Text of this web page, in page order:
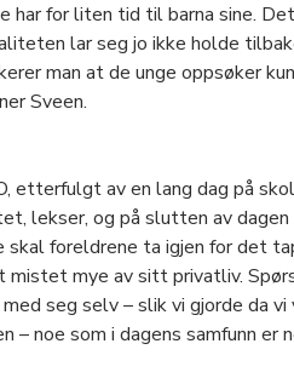
har for liten tid til barna sine.
lar seg jo ikke holde
man at de unge oppsøker
Sveen.
etterfulgt av en lang dag på
lekser, og på slutten av
foreldrene ta igjen for det
mye av sitt privatliv.
seg selv – slik vi gjorde da vi
noe som i dagens samfunn er